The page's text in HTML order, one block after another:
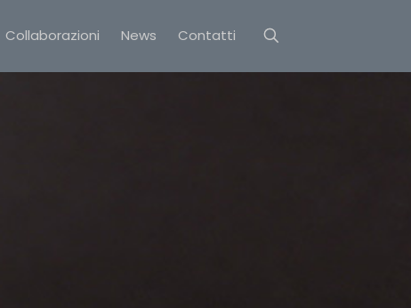
Collaborazioni News Contatti